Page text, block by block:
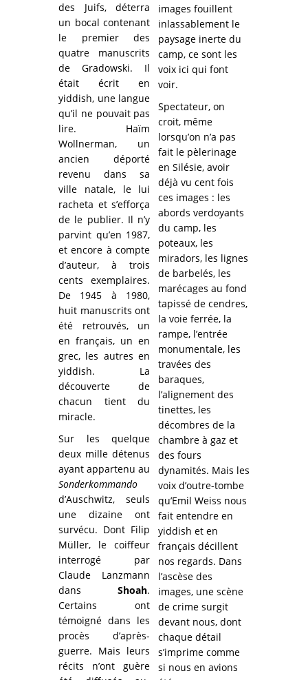
des Juifs, déterra
un bocal contenant
le premier des
quatre manuscrits
de Gradowski. Il
était écrit en
yiddish, une langue
qu’il ne pouvait pas
lire. Haïm
Wollnerman, un
ancien déporté
revenu dans sa
ville natale, le lui
racheta et s’efforça
de le publier. Il n’y
parvint qu’en 1987,
et encore à compte
d’auteur, à trois
cents exemplaires.
De 1945 à 1980,
huit manuscrits ont
été retrouvés, un
en français, un en
grec, les autres en
yiddish. La
découverte de
chacun tient du
miracle.
Sur les quelque
deux mille détenus
ayant appartenu au
Sonderkommando
d’Auschwitz, seuls
une dizaine ont
survécu. Dont Filip
Müller, le coiffeur
interrogé par
Claude Lanzmann
dansShoah.
Certains ont
témoigné dans les
procès d’après-
guerre. Mais leurs
récits n’ont guère
images fouillent
inlassablement le
paysage inerte du
camp, ce sont les
voix ici qui font
voir.
Spectateur, on
croit, même
lorsqu’on n’a pas
fait le pèlerinage
en Silésie, avoir
déjà vu cent fois
ces images : les
abords verdoyants
du camp, les
poteaux, les
miradors, les lignes
de barbelés, les
marécages au fond
tapissé de cendres,
la voie ferrée, la
rampe, l’entrée
monumentale, les
travées des
baraques,
l’alignement des
tinettes, les
décombres de la
chambre à gaz et
des fours
dynamités. Mais les
voix d’outre-tombe
qu’Emil Weiss nous
fait entendre en
yiddish et en
français décillent
nos regards. Dans
l’ascèse des
images, une scène
de crime surgit
devant nous, dont
chaque détail
s’imprime comme
si nous en avions